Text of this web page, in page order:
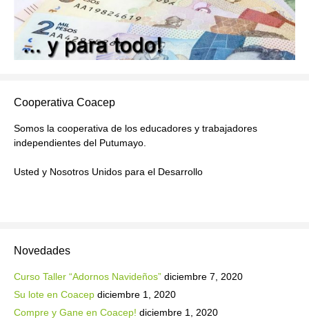
Cooperativa Coacep
Somos la cooperativa de los educadores y trabajadores
independientes del Putumayo.
Usted y Nosotros Unidos para el Desarrollo
Novedades
Curso Taller “Adornos Navideños” diciembre 7, 2020
Su lote en Coacep diciembre 1, 2020
Compre y Gane en Coacep! diciembre 1, 2020